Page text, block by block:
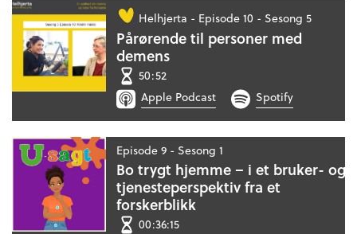
Helhjerta - Episode 10 - Sesong 5
Pårørende til personer med
demens
50:52
Apple Podcast
Spotify
Episode 9 - Sesong 1
Bo trygt hjemme – i et bruker- og
tjenesteperspektiv fra et
forskerblikk
00:36:15